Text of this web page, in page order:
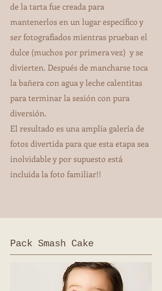
de la tarta fue creada para
mantenerlos en un lugar específico y
ser fotografiados mientras prueban el
dulce (muchos por primera vez) y se
divierten. Después de mancharse toca
la bañera con agua y leche calentitas
para terminar la sesión con pura
diversión.
El resultado es una amplia galería de
fotos divertida para que esta etapa sea
inolvidable y por supuesto está
incluida la foto familiar!!
Pack Smash Cake